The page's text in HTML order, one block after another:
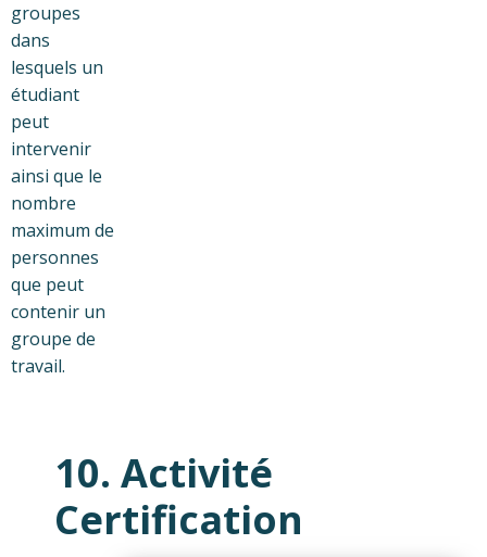
groupes
dans
lesquels un
étudiant
peut
intervenir
ainsi que le
nombre
maximum de
personnes
que peut
contenir un
groupe de
travail.
10. Activité
Certification